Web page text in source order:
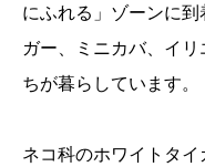
にふれる」ゾーンに
ガー、ミニカバ、イ
ちが暮らしています。
ネコ科のホワイトタ